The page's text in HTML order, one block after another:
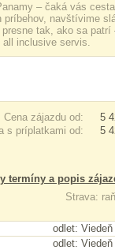
– čaká vás cesta
príbehov, navštívime
tak, ako sa patrí
inclusive servis.
Cena zájazdu od:
5
s príplatkami od:
5
termíny a popis
Strava:
odlet: Viedeň
odlet: Viedeň